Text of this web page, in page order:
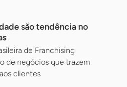
são tendência no
de Franchising
de negócios que trazem
clientes